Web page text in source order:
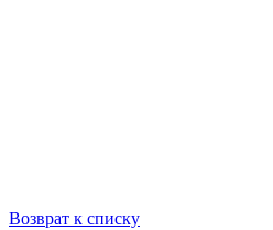
Возврат к списку